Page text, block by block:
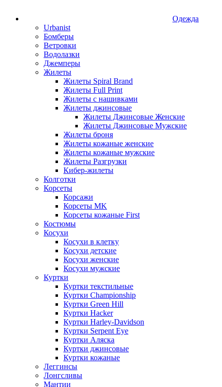
Одежда
Urbanist
Бомберы
Ветровки
Водолазки
Джемперы
Жилеты
Жилеты Spiral Brand
Жилеты Full Print
Жилеты с нашивками
Жилеты джинсовые
Жилеты Джинсовые Женские
Жилеты Джинсовые Мужские
Жилеты броня
Жилеты кожаные женские
Жилеты кожаные мужские
Жилеты Разгрузки
Кибер-жилеты
Колготки
Корсеты
Корсажи
Корсеты MK
Корсеты кожаные First
Костюмы
Косухи
Косухи в клетку
Косухи детские
Косухи женские
Косухи мужские
Куртки
Куртки текстильные
Куртки Championship
Куртки Green Hill
Куртки Hacker
Куртки Harley-Davidson
Куртки Serpent Eye
Куртки Аляска
Куртки джинсовые
Куртки кожаные
Леггинсы
Лонгсливы
Мантии